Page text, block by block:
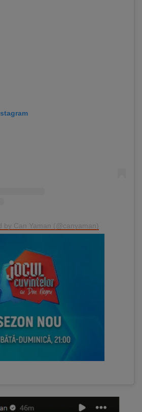
by Can Yaman (@canyaman)